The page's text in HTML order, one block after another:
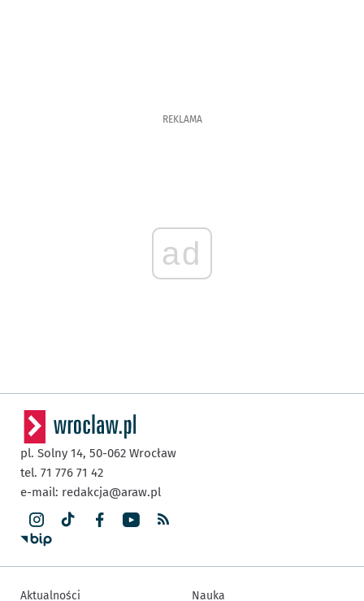
REKLAMA
ad
pl. Solny 14, 50-062 Wrocław
tel. 71 776 71 42
e-mail: redakcja@araw.pl
Aktualności Nauka